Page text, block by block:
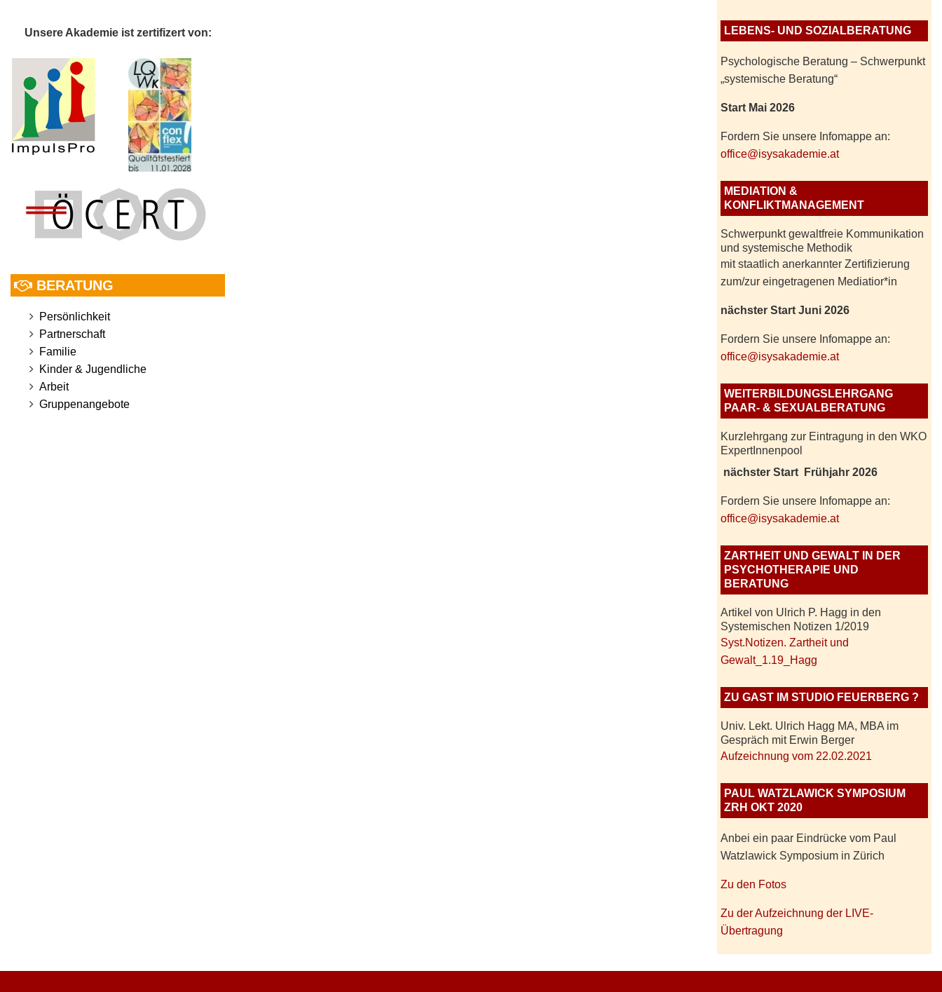
Unsere Akademie ist zertifizert von:
BERATUNG
Persönlichkeit
Partnerschaft
Familie
Kinder & Jugendliche
Arbeit
Gruppenangebote
LEBENS- UND SOZIALBERATUNG
Psychologische Beratung – Schwerpunkt
„systemische Beratung“
Start Mai 2026
Fordern Sie unsere Infomappe an:
office@isysakademie.at
MEDIATION &
KONFLIKTMANAGEMENT
Schwerpunkt gewaltfreie Kommunikation
und systemische Methodik
mit staatlich anerkannter Zertifizierung
zum/zur eingetragenen Mediatior*in
nächster Start Juni 2026
Fordern Sie unsere Infomappe an:
office@isysakademie.at
WEITERBILDUNGSLEHRGANG
PAAR- & SEXUALBERATUNG
Kurzlehrgang zur Eintragung in den WKO
ExpertInnenpool
nächster Start Frühjahr 2026
Fordern Sie unsere Infomappe an:
office@isysakademie.at
ZARTHEIT UND GEWALT IN DER
PSYCHOTHERAPIE UND
BERATUNG
Artikel von Ulrich P. Hagg in den
Systemischen Notizen 1/2019
Syst.Notizen. Zartheit und
Gewalt_1.19_Hagg
ZU GAST IM STUDIO FEUERBERG ?
Univ. Lekt. Ulrich Hagg MA, MBA im
Gespräch mit Erwin Berger
Aufzeichnung vom 22.02.2021
PAUL WATZLAWICK SYMPOSIUM
ZRH OKT 2020
Anbei ein paar Eindrücke vom Paul
Watzlawick Symposium in Zürich
Zu den Fotos
Zu der Aufzeichnung der LIVE-
Übertragung